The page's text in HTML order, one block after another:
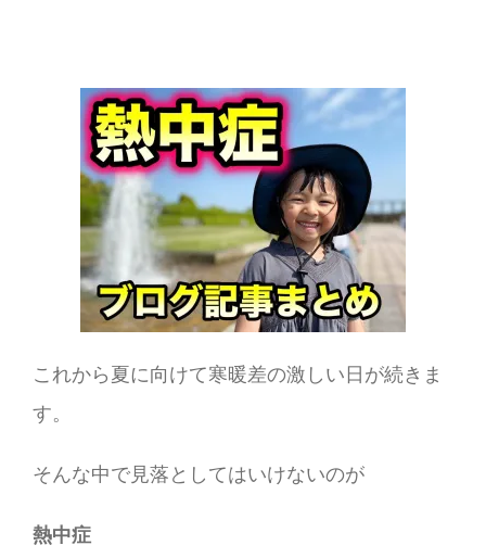
これから夏に向けて寒暖差の激しい日が続きま
す。
そんな中で見落としてはいけないのが
熱中症